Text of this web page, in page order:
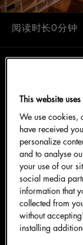
阅读时长0分钟
最后，第三位
他本人及其
Evolution项目的
Fresh
们很快成为合
目的意愿，以
户、环境和维
则。
多年来，
This website
We use cookies,
have received
personalize
and to analyse
your use of our
social media
information that
collected from
without
installing